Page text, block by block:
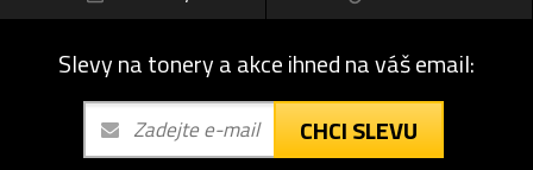
Slevy na tonery a akce ihned na váš email:
CHCI SLEVU